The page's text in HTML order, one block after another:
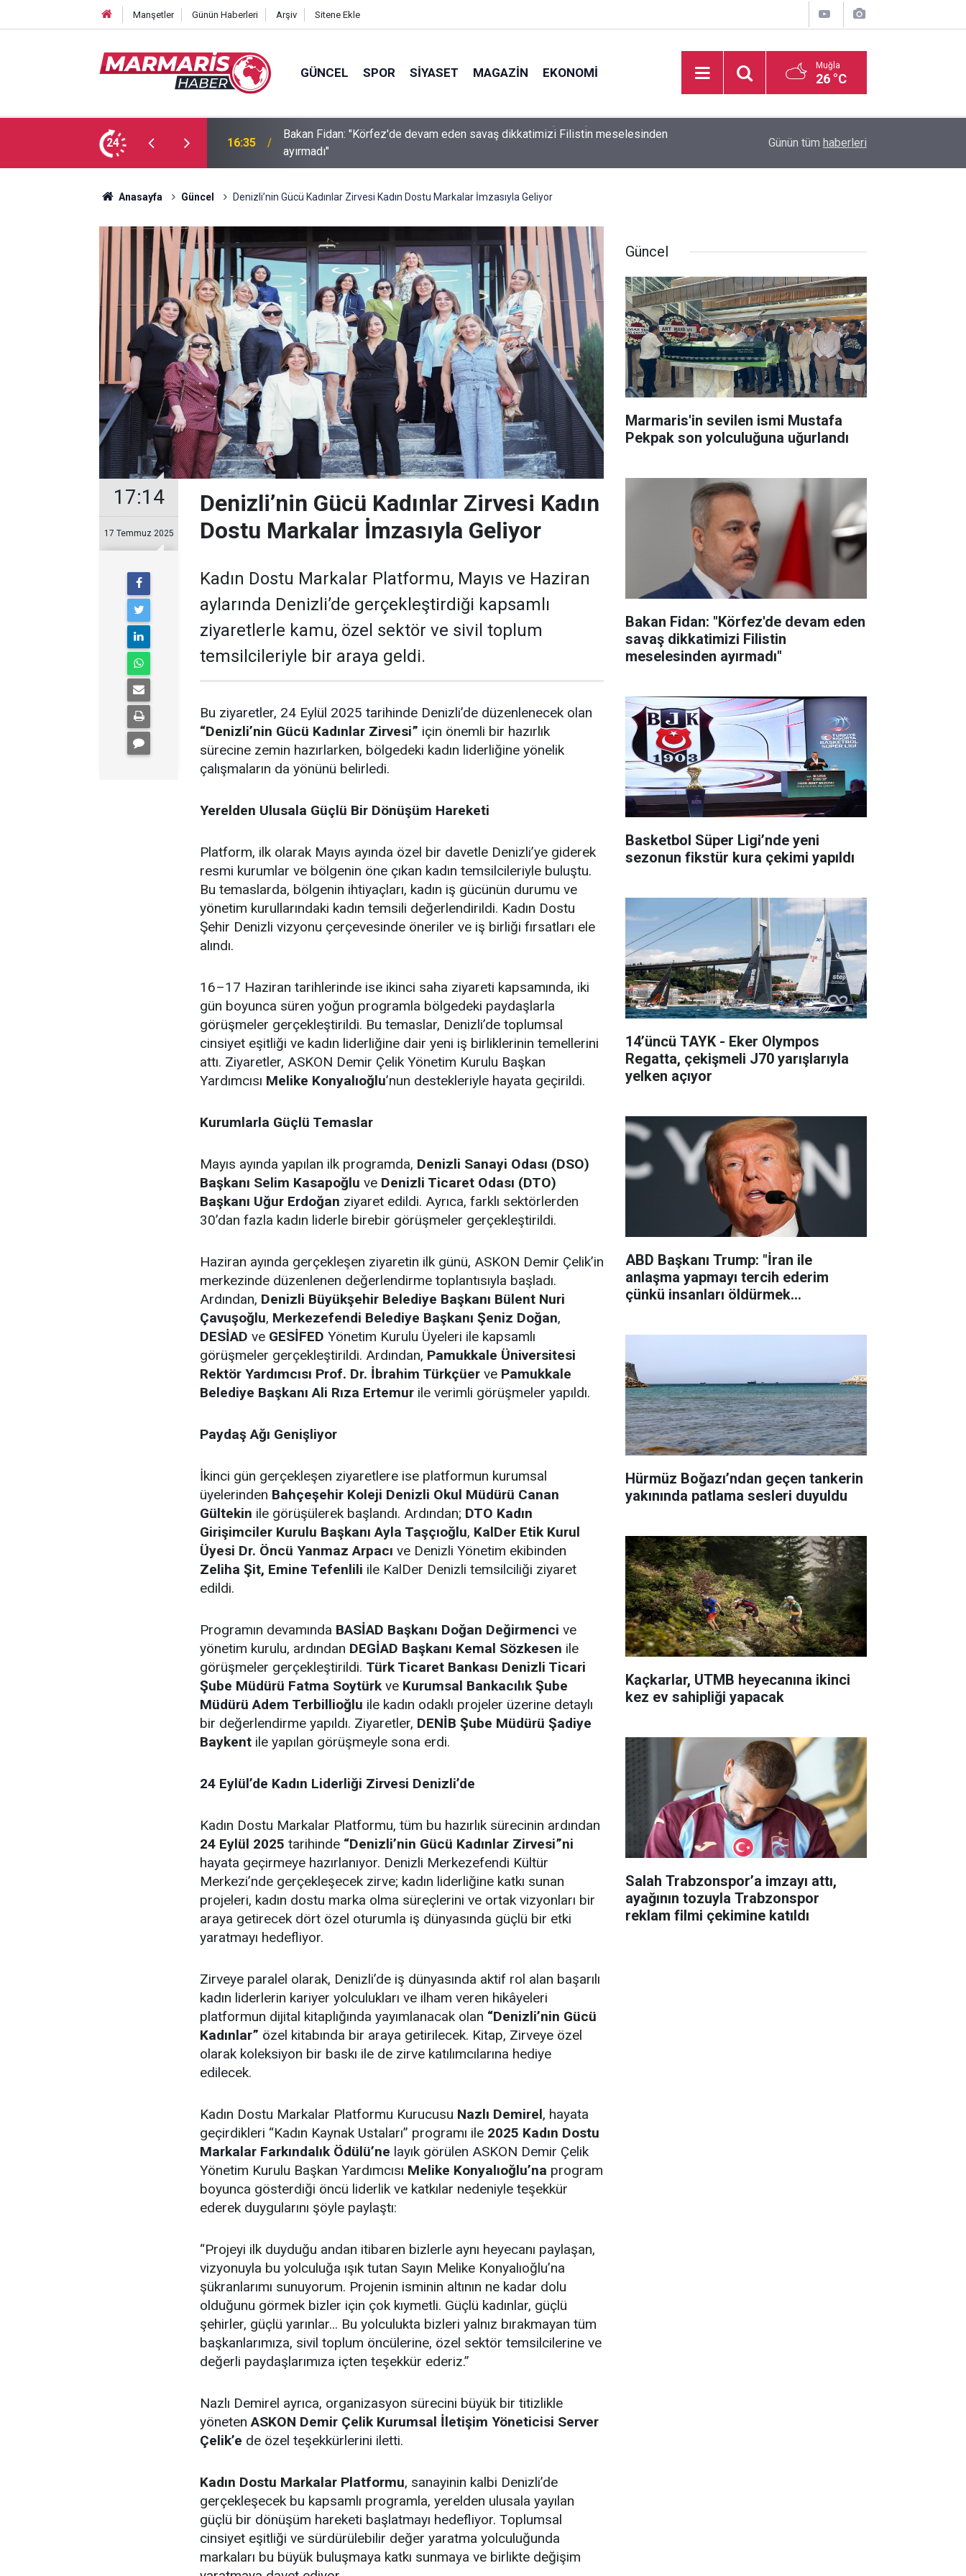
Manşetler Günün Haberleri Arşiv Sitene Ekle
GÜNCEL SPOR SIYASET MAGAZIN EKONOMI Muğla
26 °C
24
son yolculuğuna uğurlandı 16:35
Bakan Fidan: "Körfez'de devam eden savaş dikkatimizi Filistin meselesinden
ayırmadı"
Basketbol Süper Ligi’nde yeni sezonun fikstür
Günün tüm haberleri
Anasayfa Güncel Denizli’nin Gücü Kadınlar Zirvesi Kadın Dostu Markalar İmzasıyla Geliyor
17:14
17 Temmuz 2025
Denizli’nin Gücü Kadınlar Zirvesi Kadın
Dostu Markalar İmzasıyla Geliyor
Kadın Dostu Markalar Platformu, Mayıs ve Haziran
aylarında Denizli’de gerçekleştirdiği kapsamlı
ziyaretlerle kamu, özel sektör ve sivil toplum
temsilcileriyle bir araya geldi.
Bu ziyaretler, 24 Eylül 2025 tarihinde Denizli’de düzenlenecek olan
“Denizli’nin Gücü Kadınlar Zirvesi” için önemli bir hazırlık
sürecine zemin hazırlarken, bölgedeki kadın liderliğine yönelik
çalışmaların da yönünü belirledi.
Yerelden Ulusala Güçlü Bir Dönüşüm Hareketi
Platform, ilk olarak Mayıs ayında özel bir davetle Denizli’ye giderek
resmi kurumlar ve bölgenin öne çıkan kadın temsilcileriyle buluştu.
Bu temaslarda, bölgenin ihtiyaçları, kadın iş gücünün durumu ve
yönetim kurullarındaki kadın temsili değerlendirildi. Kadın Dostu
Şehir Denizli vizyonu çerçevesinde öneriler ve iş birliği fırsatları ele
alındı.
16–17 Haziran tarihlerinde ise ikinci saha ziyareti kapsamında, iki
gün boyunca süren yoğun programla bölgedeki paydaşlarla
görüşmeler gerçekleştirildi. Bu temaslar, Denizli’de toplumsal
cinsiyet eşitliği ve kadın liderliğine dair yeni iş birliklerinin temellerini
attı. Ziyaretler, ASKON Demir Çelik Yönetim Kurulu Başkan
Yardımcısı Melike Konyalıoğlu’nun destekleriyle hayata geçirildi.
Kurumlarla Güçlü Temaslar
Mayıs ayında yapılan ilk programda, Denizli Sanayi Odası (DSO)
Başkanı Selim Kasapoğlu ve Denizli Ticaret Odası (DTO)
Başkanı Uğur Erdoğan ziyaret edildi. Ayrıca, farklı sektörlerden
30’dan fazla kadın liderle birebir görüşmeler gerçekleştirildi.
Haziran ayında gerçekleşen ziyaretin ilk günü, ASKON Demir Çelik’in
merkezinde düzenlenen değerlendirme toplantısıyla başladı.
Ardından, Denizli Büyükşehir Belediye Başkanı Bülent Nuri
Çavuşoğlu, Merkezefendi Belediye Başkanı Şeniz Doğan,
DESİAD ve GESİFED Yönetim Kurulu Üyeleri ile kapsamlı
görüşmeler gerçekleştirildi. Ardından, Pamukkale Üniversitesi
Rektör Yardımcısı Prof. Dr. İbrahim Türkçüer ve Pamukkale
Belediye Başkanı Ali Rıza Ertemur ile verimli görüşmeler yapıldı.
Paydaş Ağı Genişliyor
İkinci gün gerçekleşen ziyaretlere ise platformun kurumsal
üyelerinden Bahçeşehir Koleji Denizli Okul Müdürü Canan
Gültekin ile görüşülerek başlandı. Ardından; DTO Kadın
Girişimciler Kurulu Başkanı Ayla Taşçıoğlu, KalDer Etik Kurul
Üyesi Dr. Öncü Yanmaz Arpacı ve Denizli Yönetim ekibinden
Zeliha Şit, Emine Tefenlili ile KalDer Denizli temsilciliği ziyaret
edildi.
Programın devamında BASİAD Başkanı Doğan Değirmenci ve
yönetim kurulu, ardından DEGİAD Başkanı Kemal Sözkesen ile
görüşmeler gerçekleştirildi. Türk Ticaret Bankası Denizli Ticari
Şube Müdürü Fatma Soytürkve Kurumsal Bankacılık Şube
Müdürü Adem Terbillioğlu ile kadın odaklı projeler üzerine detaylı
bir değerlendirme yapıldı. Ziyaretler, DENİB Şube Müdürü Şadiye
Baykent ile yapılan görüşmeyle sona erdi.
24 Eylül’de Kadın Liderliği Zirvesi Denizli’de
Kadın Dostu Markalar Platformu, tüm bu hazırlık sürecinin ardından
24 Eylül 2025 tarihinde “Denizli’nin Gücü Kadınlar Zirvesi”ni
hayata geçirmeye hazırlanıyor. Denizli Merkezefendi Kültür
Merkezi’nde gerçekleşecek zirve; kadın liderliğine katkı sunan
projeleri, kadın dostu marka olma süreçlerini ve ortak vizyonları bir
araya getirecek dört özel oturumla iş dünyasında güçlü bir etki
yaratmayı hedefliyor.
Zirveye paralel olarak, Denizli’de iş dünyasında aktif rol alan başarılı
kadın liderlerin kariyer yolculukları ve ilham veren hikâyeleri
platformun dijital kitaplığında yayımlanacak olan “Denizli’nin Gücü
Kadınlar” özel kitabında bir araya getirilecek. Kitap, Zirveye özel
olarak koleksiyon bir baskı ile de zirve katılımcılarına hediye
edilecek.
Kadın Dostu Markalar Platformu Kurucusu Nazlı Demirel, hayata
geçirdikleri “Kadın Kaynak Ustaları” programı ile 2025 Kadın Dostu
Markalar Farkındalık Ödülü’ne layık görülen ASKON Demir Çelik
Yönetim Kurulu Başkan Yardımcısı Melike Konyalıoğlu’na program
boyunca gösterdiği öncü liderlik ve katkılar nedeniyle teşekkür
ederek duygularını şöyle paylaştı:
“Projeyi ilk duyduğu andan itibaren bizlerle aynı heyecanı paylaşan,
vizyonuyla bu yolculuğa ışık tutan Sayın Melike Konyalıoğlu’na
şükranlarımı sunuyorum. Projenin isminin altının ne kadar dolu
olduğunu görmek bizler için çok kıymetli. Güçlü kadınlar, güçlü
şehirler, güçlü yarınlar... Bu yolculukta bizleri yalnız bırakmayan tüm
başkanlarımıza, sivil toplum öncülerine, özel sektör temsilcilerine ve
değerli paydaşlarımıza içten teşekkür ederiz.”
Nazlı Demirel ayrıca, organizasyon sürecini büyük bir titizlikle
yönetenASKON Demir Çelik Kurumsal İletişim Yöneticisi Server
Çelik’e de özel teşekkürlerini iletti.
Kadın Dostu Markalar Platformu, sanayinin kalbi Denizli’de
gerçekleşecek bu kapsamlı programla, yerelden ulusala yayılan
güçlü bir dönüşüm hareketi başlatmayı hedefliyor. Toplumsal
cinsiyet eşitliği ve sürdürülebilir değer yaratma yolculuğunda
markaları bu büyük buluşmaya katkı sunmaya ve birlikte değişim
Güncel
Marmaris'in sevilen ismi Mustafa
Pekpak son yolculuğuna uğurlandı
Bakan Fidan: "Körfez'de devam eden
savaş dikkatimizi Filistin
meselesinden ayırmadı"
Basketbol Süper Ligi’nde yeni
sezonun fikstür kura çekimi yapıldı
14’üncü TAYK - Eker Olympos
Regatta, çekişmeli J70 yarışlarıyla
yelken açıyor
ABD Başkanı Trump: "İran ile
anlaşma yapmayı tercih ederim
çünkü insanları öldürmek
Hürmüz Boğazı’ndan geçen tankerin
yakınında patlama sesleri duyuldu
Kaçkarlar, UTMB heyecanına ikinci
kez ev sahipliği yapacak
Salah Trabzonspor’a imzayı attı,
ayağının tozuyla Trabzonspor
reklam filmi çekimine katıldı